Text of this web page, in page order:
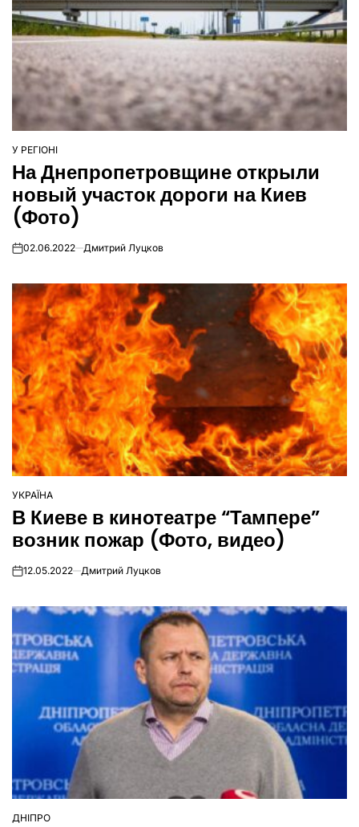
ОПУБЛІКУВАТИ
У
У РЕГІОНІ
На Днепропетровщине открыли
новый участок дороги на Киев
(Фото)
on02.06.2022 Дмитрий Луцков
ОПУБЛІКУВАТИ
У
УКРАЇНА
В Киеве в кинотеатре “Тампере”
возник пожар (Фото, видео)
on12.05.2022 Дмитрий Луцков
ОПУБЛІКУВАТИ
ДНІПРО